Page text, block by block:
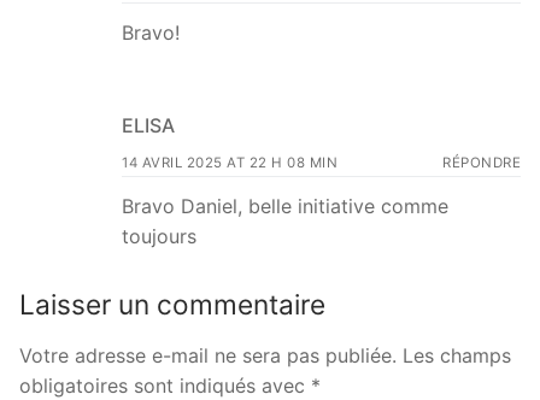
Bravo!
ELISA
14 AVRIL 2025 AT 22 H 08 MIN RÉPONDRE
Bravo Daniel, belle initiative comme
toujours
Laisser un commentaire
Votre adresse e-mail ne sera pas publiée. Les champs
obligatoires sont indiqués avec *